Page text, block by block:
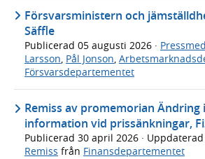
Försvarsministern och
Säffle
Publicerad 05 augusti 2026 ·
Larsson Pål Jonson
Försvarsdepartementet
Remiss av promemorian Ändring
information vid prissänkningar,
Publicerad 30 april 2026 · Uppdaterad
Remiss från Finansdepartementet